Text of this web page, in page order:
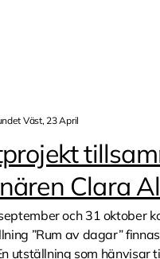
Väst, 23 April
Clara
och 31 oktober
”Rum av dagar”
utställning som